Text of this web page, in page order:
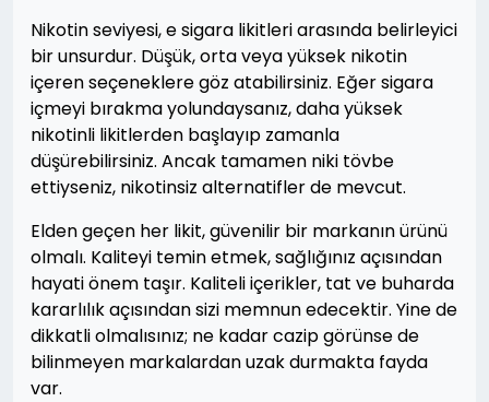
Nikotin seviyesi, e sigara likitleri arasında belirleyici
bir unsurdur. Düşük, orta veya yüksek nikotin
içeren seçeneklere göz atabilirsiniz. Eğer sigara
içmeyi bırakma yolundaysanız, daha yüksek
nikotinli likitlerden başlayıp zamanla
düşürebilirsiniz. Ancak tamamen niki tövbe
ettiyseniz, nikotinsiz alternatifler de mevcut.
Elden geçen her likit, güvenilir bir markanın ürünü
olmalı. Kaliteyi temin etmek, sağlığınız açısından
hayati önem taşır. Kaliteli içerikler, tat ve buharda
kararlılık açısından sizi memnun edecektir. Yine de
dikkatli olmalısınız; ne kadar cazip görünse de
bilinmeyen markalardan uzak durmakta fayda
var.